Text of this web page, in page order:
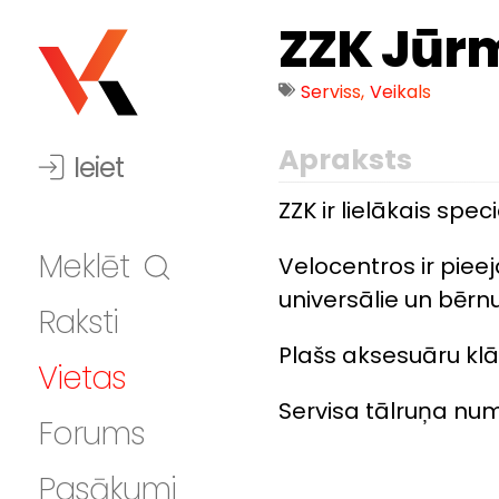
Ieiet
Meklēt
Raksti
Vietas
Forums
Pasākumi
ZZK
Serviss, Veikals
Apraksts
ZZK ir lielākais
Velocentros ir
universālie un
Plašs aksesuāru
Servisa tālruņa